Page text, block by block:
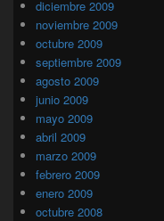
diciembre 2009
noviembre 2009
octubre 2009
septiembre 2009
agosto 2009
junio 2009
mayo 2009
abril 2009
marzo 2009
febrero 2009
enero 2009
octubre 2008